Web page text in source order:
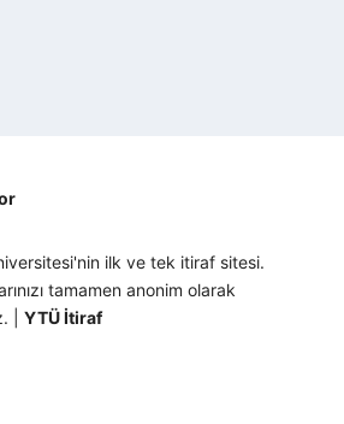
ilk ve tek itiraf sitesi.
tamamen anonim olarak
| YTÜ İtiraf